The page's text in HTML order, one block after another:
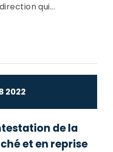
qui...
2022
de la
et en reprise